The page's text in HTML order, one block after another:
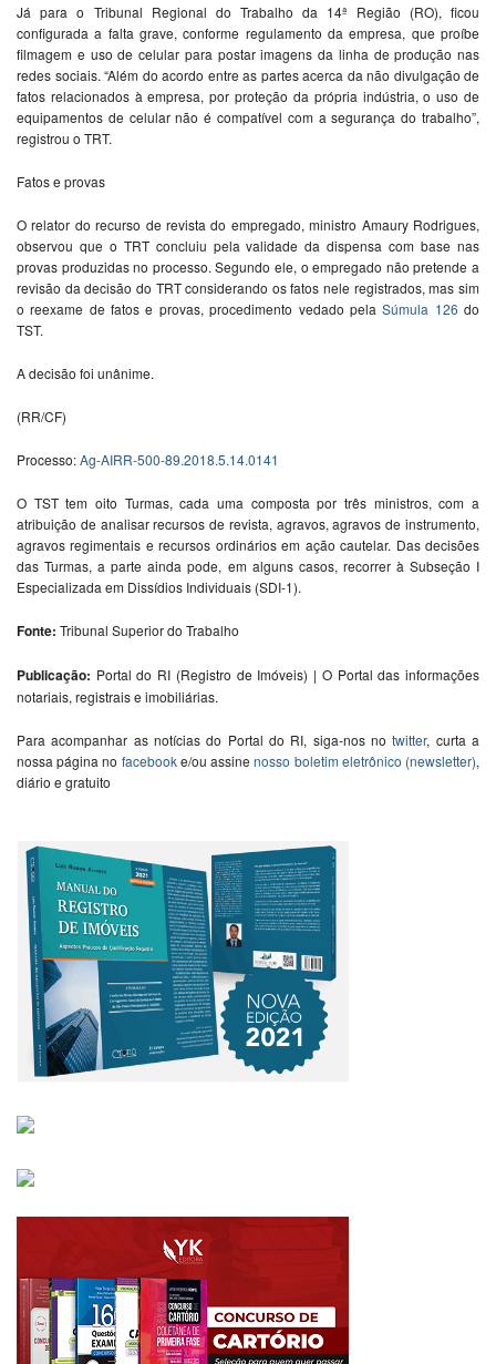
Já para o Tribunal Regional do Trabalho da 14ª Região (RO), ficou
configurada a falta grave, conforme regulamento da empresa, que proíbe
filmagem e uso de celular para postar imagens da linha de produção nas
redes sociais. “Além do acordo entre as partes acerca da não divulgação de
fatos relacionados à empresa, por proteção da própria indústria, o uso de
equipamentos de celular não é compatível com a segurança do trabalho”,
registrou o TRT.
Fatos e provas
O relator do recurso de revista do empregado, ministro Amaury Rodrigues,
observou que o TRT concluiu pela validade da dispensa com base nas
provas produzidas no processo. Segundo ele, o empregado não pretende a
revisão da decisão do TRT considerando os fatos nele registrados, mas sim
o reexame de fatos e provas, procedimento vedado pelaSúmula 126do
TST.
A decisão foi unânime.
(RR/CF)
Processo:Ag-AIRR-500-89.2018.5.14.0141
O TST tem oito Turmas, cada uma composta por três ministros, com a
atribuição de analisar recursos de revista, agravos, agravos de instrumento,
agravos regimentais e recursos ordinários em ação cautelar. Das decisões
das Turmas, a parte ainda pode, em alguns casos, recorrer à Subseção I
Especializada em Dissídios Individuais (SDI-1).
Fonte: Tribunal Superior do Trabalho
Publicação: Portal do RI (Registro de Imóveis) | O Portal das informações
notariais, registrais e imobiliárias.
Para acompanhar as notícias do Portal do RI, siga-nos notwitter, curta a
nossa página no facebooke/ou assinenosso boletim eletrônico (newsletter),
diário e gratuito